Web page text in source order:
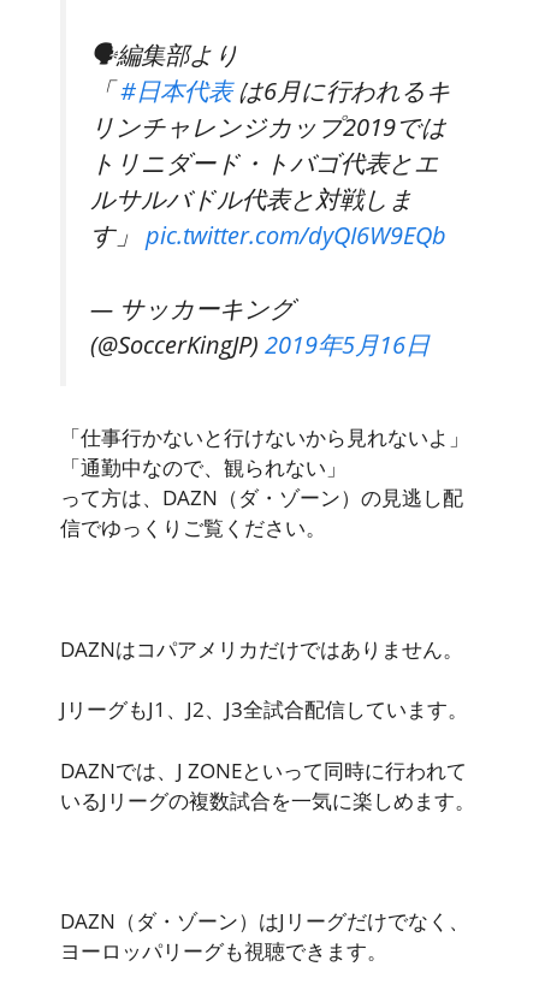
🗣編集部より
「#日本代表は6月に行われるキ
リンチャレンジカップ2019では
トリニダード・トバゴ代表とエ
ルサルバドル代表と対戦しま
す」 pic.twitter.com/dyQI6W9EQb
— サッカーキング
(@SoccerKingJP) 2019年5月16日
「仕事行かないと行けないから見れないよ」
「通勤中なので、観られない」
って方は、DAZN（ダ・ゾーン）の見逃し配
信でゆっくりご覧ください。
DAZNはコパアメリカだけではありません。
JリーグもJ1、J2、J3全試合配信しています。
DAZNでは、 J ZONEといって同時に行われて
いるJリーグの複数試合を一気に楽しめます。
DAZN（ダ・ゾーン）はJリーグだけでなく、
ヨーロッパリーグも視聴できます。